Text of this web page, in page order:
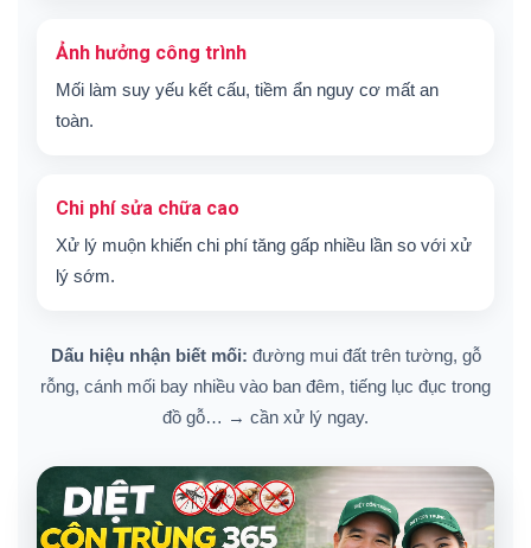
Ảnh hưởng công trình
Mối làm suy yếu kết cấu, tiềm ẩn nguy cơ mất an
toàn.
Chi phí sửa chữa cao
Xử lý muộn khiến chi phí tăng gấp nhiều lần so với xử
lý sớm.
Dấu hiệu nhận biết mối: đường mui đất trên tường, gỗ
rỗng, cánh mối bay nhiều vào ban đêm, tiếng lục đục trong
đồ gỗ… → cần xử lý ngay.